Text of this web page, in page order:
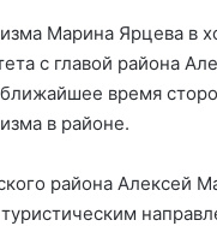
Марина Ярцева в
с главой района
время
в районе.
района Алексей